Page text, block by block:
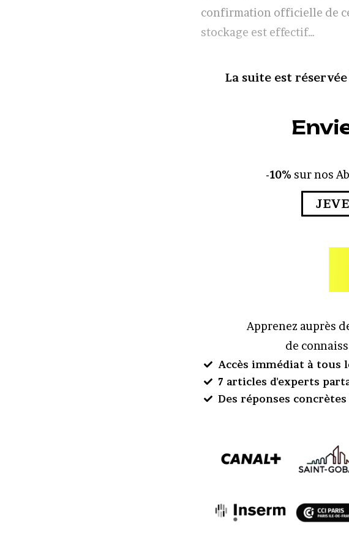
confirmation officielle de
stockage est effectif…
La suite est réservée
-10% sur nos
Apprenez auprès
de
Accès immédiat à tous
7 articles d'experts
Des réponses